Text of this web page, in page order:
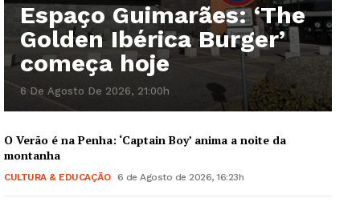
Espaço Guimarães: ‘The
Golden Ibérica Burger’
começa hoje
6 De Agosto De 2026, 21:00h
O Verão é na Penha: ‘Captain Boy’ anima a noite da
montanha
CULTURA & EDUCAÇÃO 6 de Agosto de 2026, 16:23h